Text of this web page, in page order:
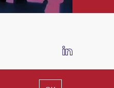
DATENSCHUTZ AGB